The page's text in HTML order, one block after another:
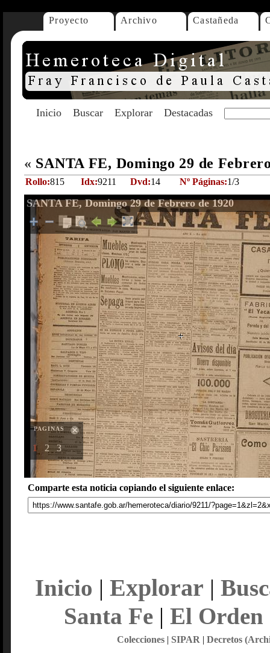
Proyecto Archivo Castañeda
Inicio Buscar Explorar Destacadas
« SANTA FE, Domingo 29 de
Rollo:815 Idx:9211 Dvd:14 Nº Páginas:1/3
SANTA FE, Domingo 29 de Febrero de 1920
PAGINAS
1 2 3
Comparte esta noticia copiando el siguiente enlace:
Inicio | Explorar |
Santa Fe| El Orden
Colecciones| SIPAR | Decretos